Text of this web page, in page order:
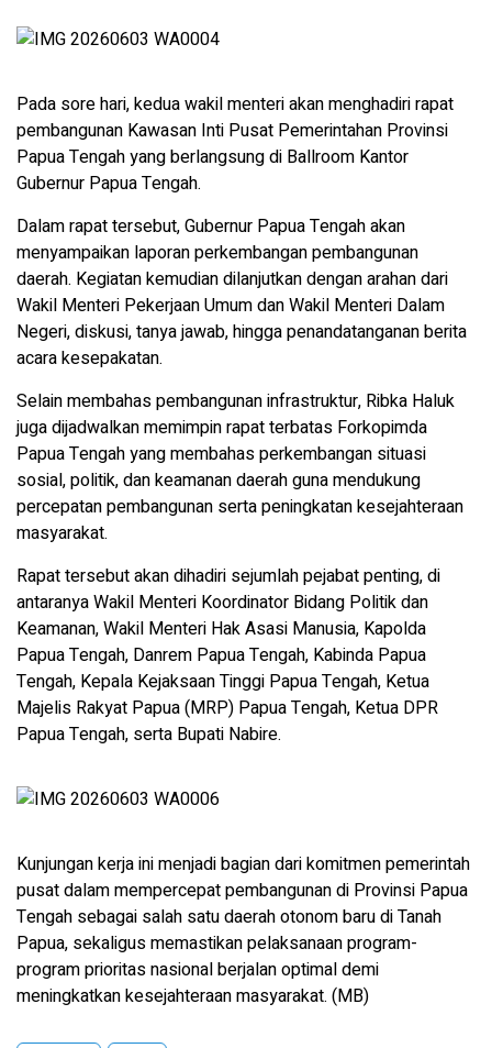
Pada sore hari, kedua wakil menteri akan menghadiri rapat
pembangunan Kawasan Inti Pusat Pemerintahan Provinsi
Papua Tengah yang berlangsung di Ballroom Kantor
Gubernur Papua Tengah.
Dalam rapat tersebut, Gubernur Papua Tengah akan
menyampaikan laporan perkembangan pembangunan
daerah. Kegiatan kemudian dilanjutkan dengan arahan dari
Wakil Menteri Pekerjaan Umum dan Wakil Menteri Dalam
Negeri, diskusi, tanya jawab, hingga penandatanganan berita
acara kesepakatan.
Selain membahas pembangunan infrastruktur, Ribka Haluk
juga dijadwalkan memimpin rapat terbatas Forkopimda
Papua Tengah yang membahas perkembangan situasi
sosial, politik, dan keamanan daerah guna mendukung
percepatan pembangunan serta peningkatan kesejahteraan
masyarakat.
Rapat tersebut akan dihadiri sejumlah pejabat penting, di
antaranya Wakil Menteri Koordinator Bidang Politik dan
Keamanan, Wakil Menteri Hak Asasi Manusia, Kapolda
Papua Tengah, Danrem Papua Tengah, Kabinda Papua
Tengah, Kepala Kejaksaan Tinggi Papua Tengah, Ketua
Majelis Rakyat Papua (MRP) Papua Tengah, Ketua DPR
Papua Tengah, serta Bupati Nabire.
Kunjungan kerja ini menjadi bagian dari komitmen pemerintah
pusat dalam mempercepat pembangunan di Provinsi Papua
Tengah sebagai salah satu daerah otonom baru di Tanah
Papua, sekaligus memastikan pelaksanaan program-
program prioritas nasional berjalan optimal demi
meningkatkan kesejahteraan masyarakat. (MB)